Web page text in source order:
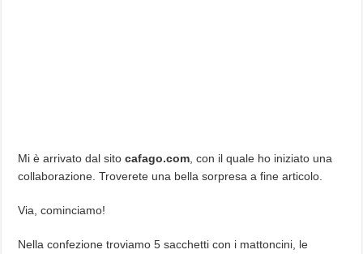
Mi è arrivato dal sitocafago.com , con il quale ho iniziato una
collaborazione. Troverete una bella sorpresa a fine articolo.
Via, cominciamo!
Nella confezione troviamo 5 sacchetti con i mattoncini, le